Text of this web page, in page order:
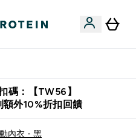
碼：【TW56】
額外10%折扣回饋
內衣 - 黑